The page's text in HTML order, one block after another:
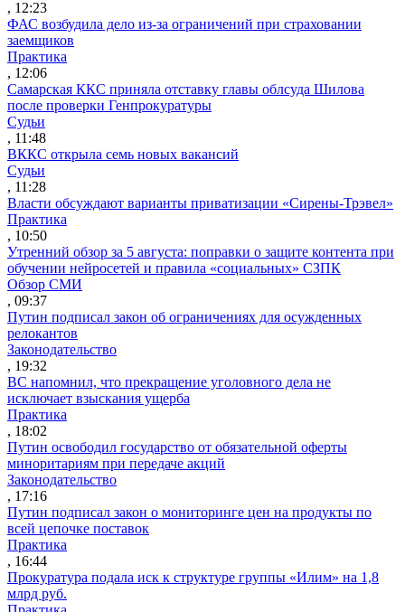
, 12:23
ФАС возбудила дело из-за ограничений при страховании
заемщиков
Практика
, 12:06
Самарская ККС приняла отставку главы облсуда Шилова
после проверки Генпрокуратуры
Судьи
, 11:48
ВККС открыла семь новых вакансий
Судьи
, 11:28
Власти обсуждают варианты приватизации «Сирены-Трэвел»
Практика
, 10:50
Утренний обзор за 5 августа: поправки о защите контента при
обучении нейросетей и правила «социальных» СЗПК
Обзор СМИ
, 09:37
Путин подписал закон об ограничениях для осужденных
релокантов
Законодательство
, 19:32
ВС напомнил, что прекращение уголовного дела не
исключает взыскания ущерба
Практика
, 18:02
Путин освободил государство от обязательной оферты
миноритариям при передаче акций
Законодательство
, 17:16
Путин подписал закон о мониторинге цен на продукты по
всей цепочке поставок
Практика
, 16:44
Прокуратура подала иск к структуре группы «Илим» на 1,8
млрд руб.